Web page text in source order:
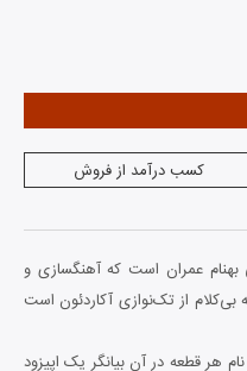
کسب درآمد از فروش
بهنام عمران است که آهنگسازی و
بی‌کلام از تک‌نوازی آکاردئون است
هر قطعه در آن بیانگر یک اپیزود